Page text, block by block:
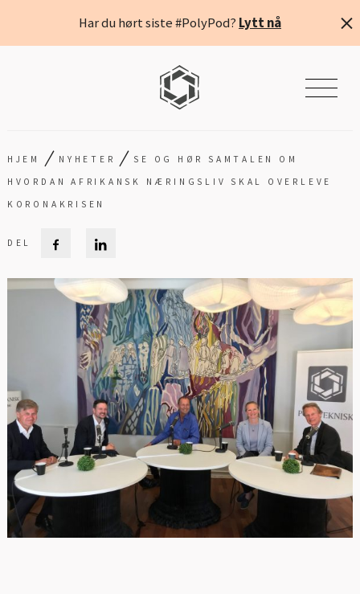
Har du hørt siste #PolyPod? Lytt nå
HJEM / NYHETER / SE OG HØR SAMTALEN OM
HVORDAN AFRIKANSK NÆRINGSLIV SKAL OVERLEVE
KORONAKRISEN